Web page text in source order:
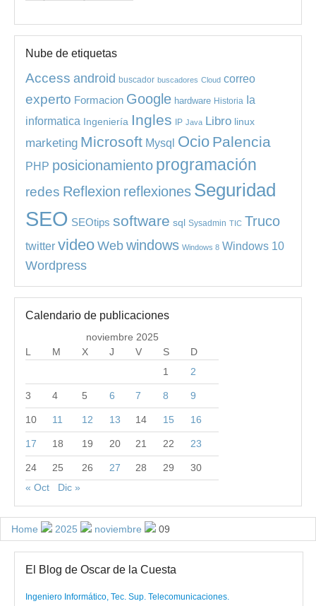
Nube de etiquetas
Access android buscador buscadores Cloud correo
experto Formacion Google hardware Historia Ia
informatica Ingeniería Ingles IP Java Libro linux
marketing Microsoft Mysql Ocio Palencia
PHP posicionamiento programación
redes Reflexion reflexiones Seguridad
SEO SEOtips software sql Sysadmin TIC Truco
twitter video Web windows Windows 8 Windows 10
Wordpress
Calendario de publicaciones
noviembre 2025
L
M X J V S
D
1
2
3 4 5 6 7 8 9
10 11 12 13 14 15 16
17 18 19 20 21 22 23
24 25 26 27 28 29
30
« Oct
Dic »
Home 2025 noviembre 09
El Blog de Oscar de la Cuesta
Ingeniero Informático, Tec. Sup. Telecomunicaciones.